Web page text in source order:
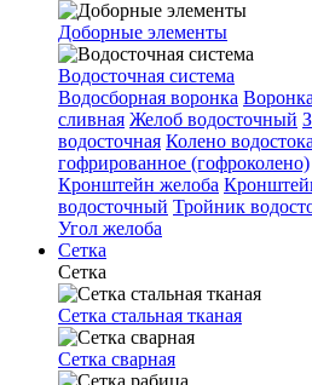
Доборные элементы
Водосточная система
Водосборная воронка
сливная Желоб водосточный
водосточная Колено водостока
гофрированное (гофроколено)
Кронштейн желоба
водосточный Тройник
Угол желоба
Сетка
Сетка
Сетка стальная тканая
Сетка сварная